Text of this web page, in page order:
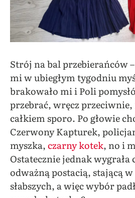
Strój na bal przebierańców
mi w ubiegłym tygodniu
brakowało mi i Poli
przebrać, wręcz przeciwnie,
całkiem sporo. Po głowie
Czerwony Kapturek,
myszka,czarny kotek, no i
Ostatecznie jednak wygrała
odważną postacią, stającą
słabszych, a więc wybór